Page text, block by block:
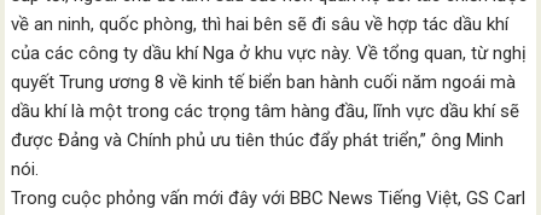
về an ninh, quốc phòng, thì hai bên sẽ đi sâu về hợp tác dầu khí
của các công ty dầu khí Nga ở khu vực này. Về tổng quan, từ nghị
quyết Trung ương 8 về kinh tế biển ban hành cuối năm ngoái mà
dầu khí là một trong các trọng tâm hàng đầu, lĩnh vực dầu khí sẽ
được Đảng và Chính phủ ưu tiên thúc đẩy phát triển,” ông Minh
nói.
Trong cuộc phỏng vấn mới đây với BBC News Tiếng Việt, GS Carl